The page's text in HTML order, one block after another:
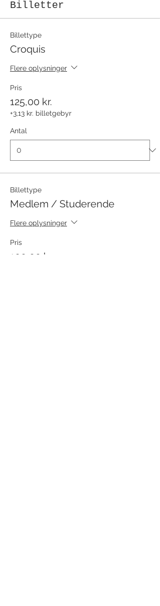
Billetter
Billettype
Croquis
Flere oplysninger
Pris
125,00 kr.
+3,13 kr. billetgebyr
Antal
Billettype
Medlem / Studerende
Flere oplysninger
Pris
100,00 kr.